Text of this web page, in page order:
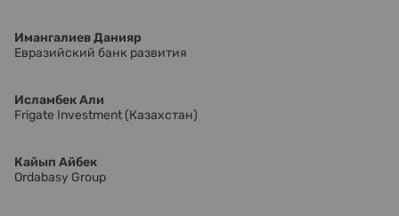
Имангалиев Данияр
Евразийский банк развития
Исламбек Али
Frigate Investment (Казахстан)
Кайып Айбек
Ordabasy Group